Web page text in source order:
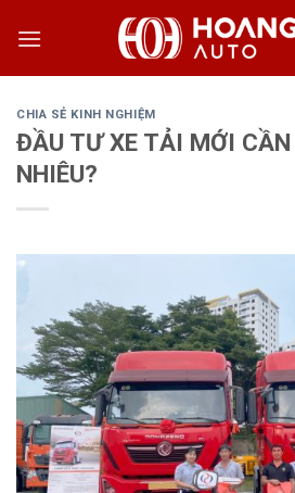
CHIA SẺ KINH NGHIỆM
ĐẦU TƯ XE TẢI MỚI CẦN
NHIÊU?